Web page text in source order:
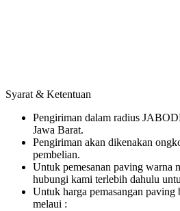
Syarat & Ketentuan
Pengiriman dalam radius
Jawa Barat.
Pengiriman akan dikenakan
pembelian.
Untuk pemesanan paving warna
hubungi kami terlebih dahulu
Untuk harga pemasangan
melaui :